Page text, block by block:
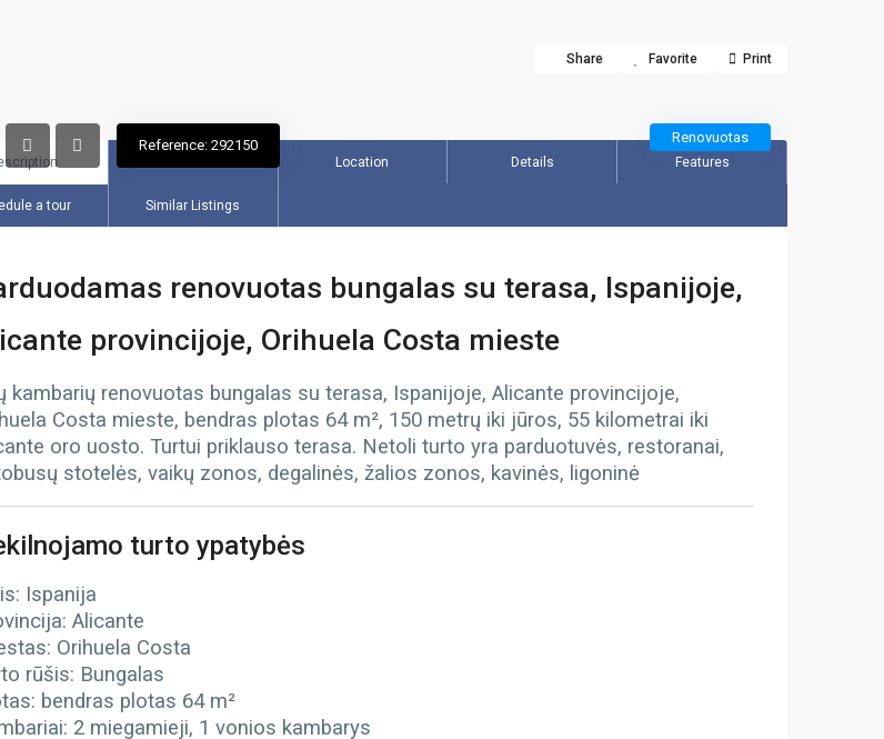
Share Favorite Print
Renovuotas
Reference: 292150
Location Details Features
a tour Similar Listings
renovuotas bungalas su terasa, Ispanijoje,
provincijoje, Orihuela Costa mieste
kambarių renovuotas bungalas su terasa, Ispanijoje, Alicante provincijoje,
Costa mieste, bendras plotas 64 m², 150 metrų iki jūros, 55 kilometrai iki
oro uosto. Turtui priklauso terasa. Netoli turto yra parduotuvės, restoranai,
stotelės, vaikų zonos, degalinės, žalios zonos, kavinės, ligoninė
turto ypatybės
Ispanija
Alicante
Orihuela Costa
rūšis: Bungalas
bendras plotas 64 m²
2 miegamieji, 1 vonios kambarys